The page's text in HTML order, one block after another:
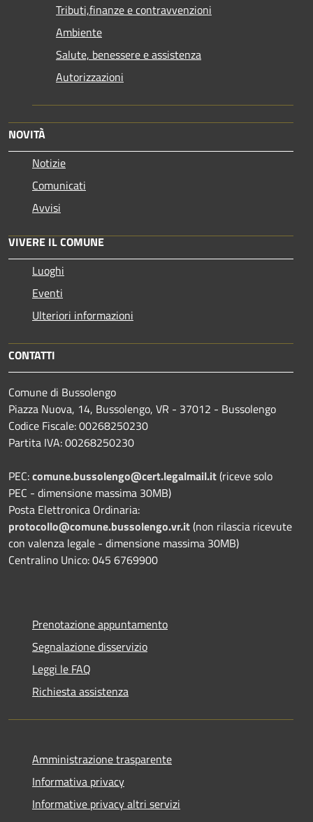
Tributi,finanze e contravvenzioni
Ambiente
Salute, benessere e assistenza
Autorizzazioni
NOVITÀ
Notizie
Comunicati
Avvisi
VIVERE IL COMUNE
Luoghi
Eventi
Ulteriori informazioni
CONTATTI
Comune di Bussolengo
Piazza Nuova, 14, Bussolengo, VR - 37012 - Bussolengo
Codice Fiscale: 00268250230
Partita IVA: 00268250230
PEC:comune.bussolengo@cert.legalmail.it(riceve solo
PEC - dimensione massima 30MB)
Posta Elettronica Ordinaria:
protocollo@comune.bussolengo.vr.it(non rilascia ricevute
con valenza legale - dimensione massima 30MB)
Centralino Unico: 045 6769900
Prenotazione appuntamento
Segnalazione disservizio
Leggi le FAQ
Richiesta assistenza
Amministrazione trasparente
Informativa privacy
Informative privacy altri servizi